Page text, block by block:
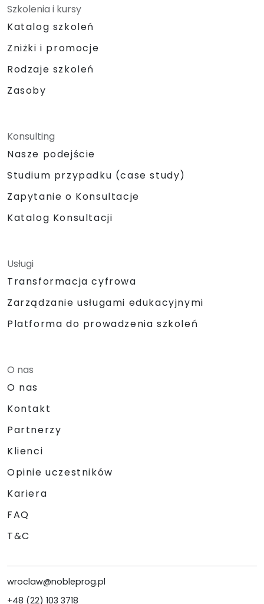
Szkolenia i kursy
Katalog szkoleń
Zniżki i promocje
Rodzaje szkoleń
Zasoby
Konsulting
Nasze podejście
Studium przypadku (case study)
Zapytanie o Konsultacje
Katalog Konsultacji
Usługi
Transformacja cyfrowa
Zarządzanie usługami edukacyjnymi
Platforma do prowadzenia szkoleń
O nas
O nas
Kontakt
Partnerzy
Klienci
Opinie uczestników
Kariera
FAQ
T&C
wroclaw@nobleprog.pl
+48 (22) 103 3718